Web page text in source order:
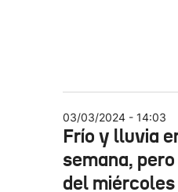
03/03/2024 - 14:03
Frío y lluvia
semana,
del miércoles